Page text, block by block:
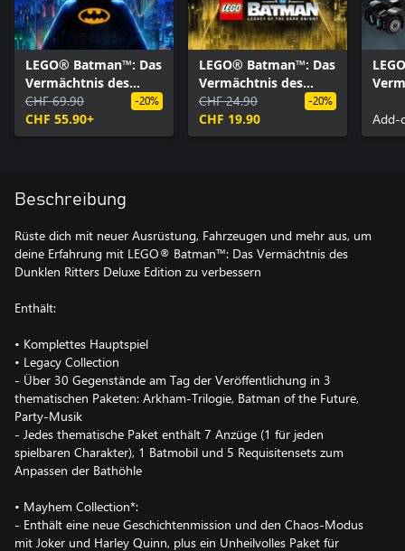
LEGO® Batman™: Das
Vermächtnis des
Dunklen Ritters
CHF 69.90
CHF 55.90+
-20%
LEGO® Batman™: Das
Vermächtnis des
Dunklen Ritters
„Deluxe Edition“-
Upgrade
CHF 24.90
CHF 19.90
-20%
Add-
Beschreibung
Rüste dich mit neuer Ausrüstung, Fahrzeugen und mehr aus, um
deine Erfahrung mit LEGO® Batman™: Das Vermächtnis des
Dunklen Ritters Deluxe Edition zu verbessern
Enthält:
• Komplettes Hauptspiel
• Legacy Collection
- Über 30 Gegenstände am Tag der Veröffentlichung in 3
thematischen Paketen: Arkham-Trilogie, Batman of the Future,
Party-Musik
- Jedes thematische Paket enthält 7 Anzüge (1 für jeden
spielbaren Charakter), 1 Batmobil und 5 Requisitensets zum
Anpassen der Bathöhle
• Mayhem Collection*:
- Enthält eine neue Geschichtenmission und den Chaos-Modus
mit Joker und Harley Quinn, plus ein Unheilvolles Paket für